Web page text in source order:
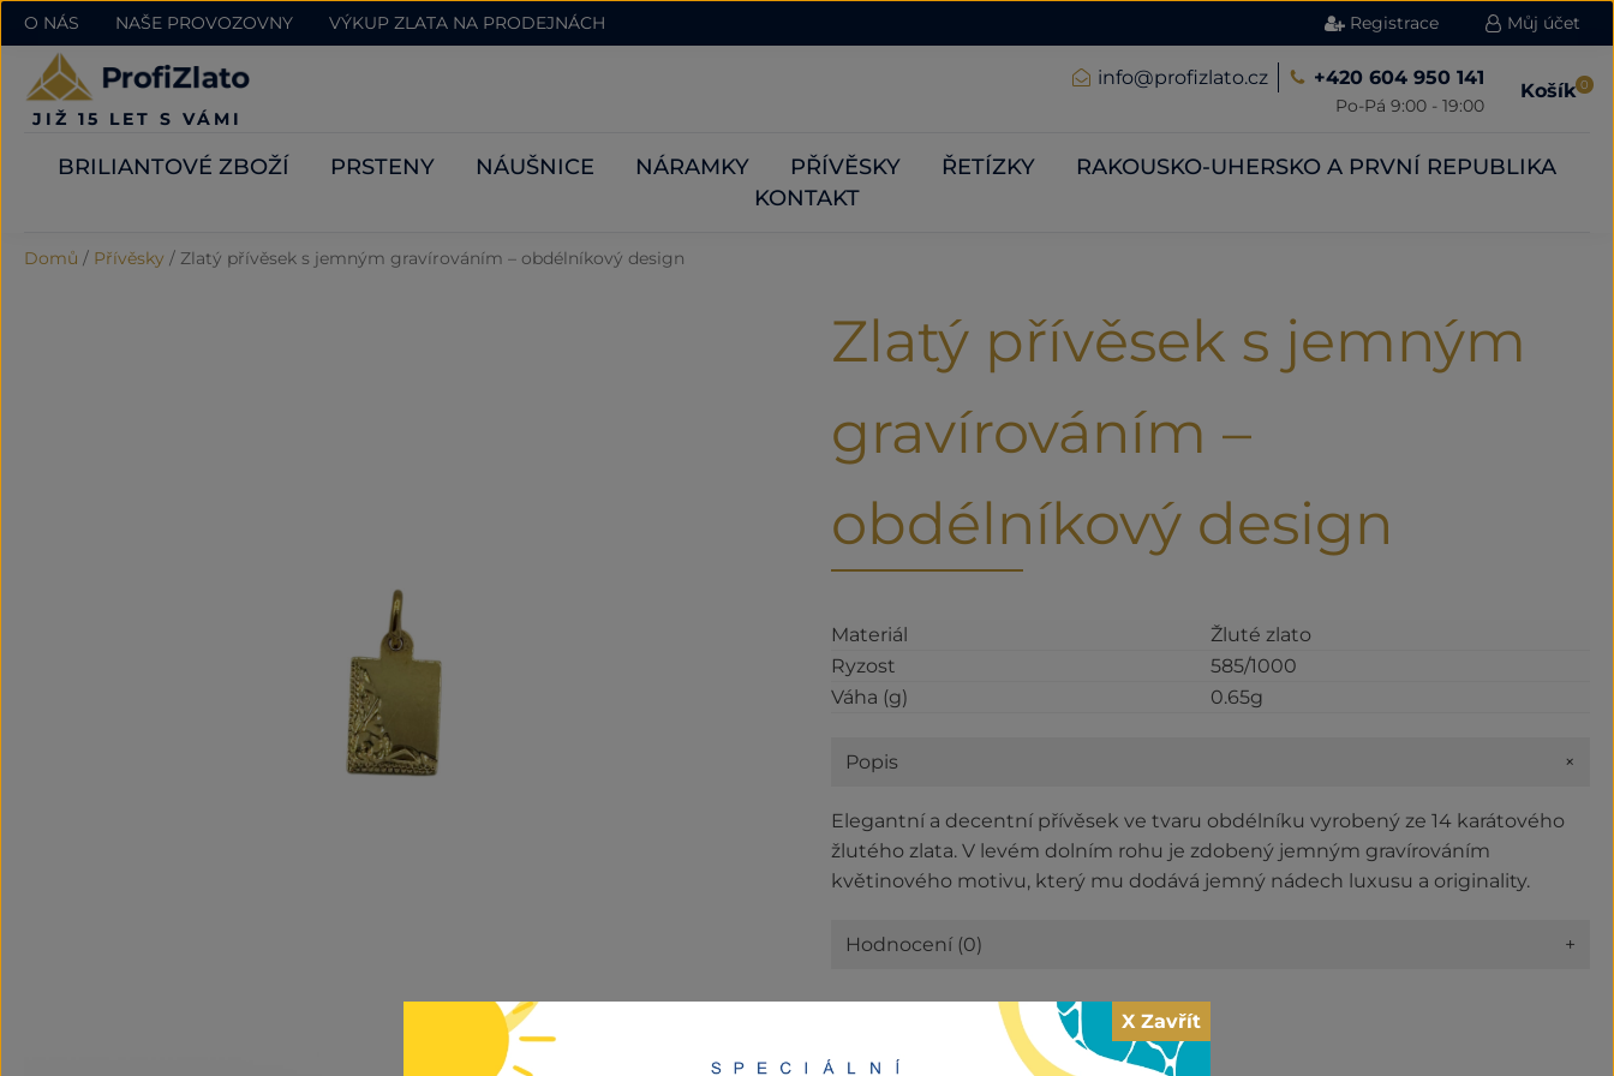
O NÁS NAŠE PROVOZOVNY VÝKUP ZLATA NA PRODEJNÁCH Registrace Můj účet
JIŽ 15 LET S VÁMI
info@profizlato.cz +420 604 950 141
Po-Pá 9:00 - 19:00
Košík 0
BRILIANTOVÉ ZBOŽÍ PRSTENY NÁUŠNICE NÁRAMKY PŘÍVĚSKY ŘETÍZKY
RAKOUSKO-UHERSKO A PRVNÍ REPUBLIKA
KONTAKT
Domů / Přívěsky / Zlatý přívěsek s jemným gravírováním – obdélníkový design
Zlatý přívěsek s jemným
gravírováním –
obdélníkový design
Materiál
Žluté zlato
Ryzost
585/1000
Váha (g)
0.65g
Popis +
Elegantní a decentní přívěsek ve tvaru obdélníku vyrobený ze 14 karátového
žlutého zlata. V levém dolním rohu je zdobený jemným gravírováním
květinového motivu, který mu dodává jemný nádech luxusu a originality.
Hodnocení (0) +
,Přívěsky X Zavřít